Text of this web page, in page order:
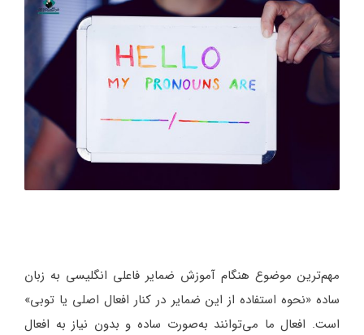
مهم‌ترین موضوع هنگام آموزش ضمایر فاعلی انگلیسی به زبان
ساده «نحوه استفاده از این ضمایر در کنار افعال اصلی یا توبی»
است. افعال ما می‌توانند به‌صورت ساده و بدون نیاز به افعال